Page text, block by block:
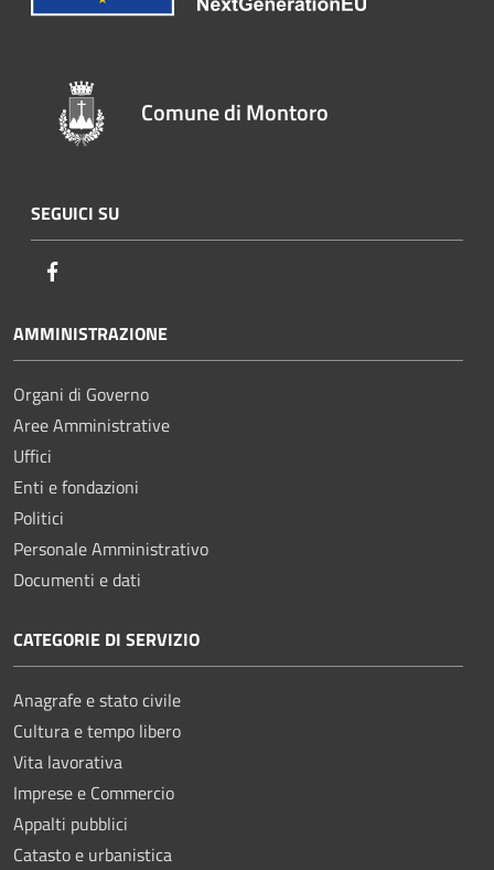
Comune di Montoro
SEGUICI SU
AMMINISTRAZIONE
Organi di Governo
Aree Amministrative
Uffici
Enti e fondazioni
Politici
Personale Amministrativo
Documenti e dati
CATEGORIE DI SERVIZIO
Anagrafe e stato civile
Cultura e tempo libero
Vita lavorativa
Imprese e Commercio
Appalti pubblici
Catasto e urbanistica